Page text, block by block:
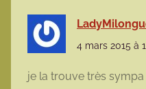
4 mars 2015 à
je la trouve très